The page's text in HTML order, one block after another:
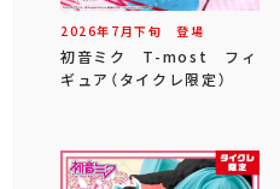
2026年 7 月下旬 登場
初音ミク T-most フィ
ギュア（タイクレ限定）